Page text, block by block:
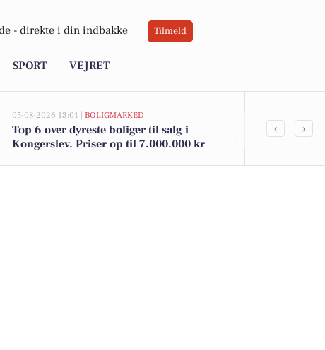
- direkte i din indbakke Tilmeld
SPORT VEJRET
05-08-2026 13:01 | BOLIGMARKED
Top 6 over dyreste boliger til salg i
Kongerslev. Priser op til 7.000.000 kr
Spier PS
‹ ›